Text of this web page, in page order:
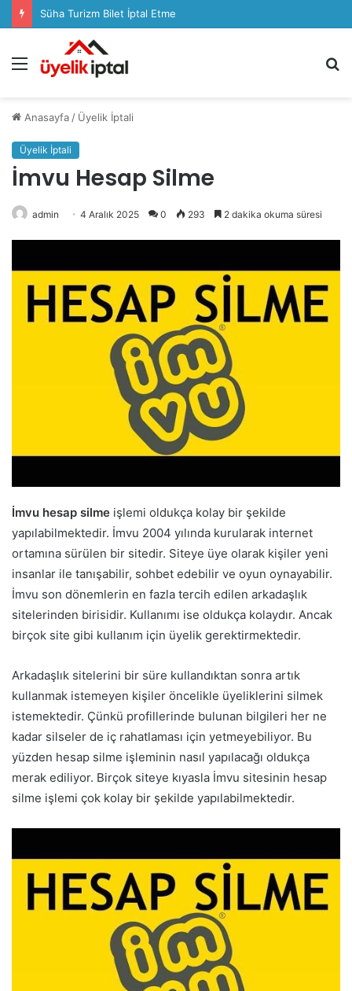
Süha Turizm Bilet İptal Etme
Menü
Anasayfa / Üyelik İptali
Üyelik İptali
İmvu Hesap Silme
admin 4 Aralık 2025 0 293 2 dakika okuma süresi
İmvu hesap silme işlemi oldukça kolay bir şekilde
yapılabilmektedir. İmvu 2004 yılında kurularak internet
ortamına sürülen bir sitedir. Siteye üye olarak kişiler yeni
insanlar ile tanışabilir, sohbet edebilir ve oyun oynayabilir.
İmvu son dönemlerin en fazla tercih edilen arkadaşlık
sitelerinden birisidir. Kullanımı ise oldukça kolaydır. Ancak
birçok site gibi kullanım için üyelik gerektirmektedir.
Arkadaşlık sitelerini bir süre kullandıktan sonra artık
kullanmak istemeyen kişiler öncelikle üyeliklerini silmek
istemektedir. Çünkü profillerinde bulunan bilgileri her ne
kadar silseler de iç rahatlaması için yetmeyebiliyor. Bu
yüzden hesap silme işleminin nasıl yapılacağı oldukça
merak ediliyor. Birçok siteye kıyasla İmvu sitesinin hesap
silme işlemi çok kolay bir şekilde yapılabilmektedir.